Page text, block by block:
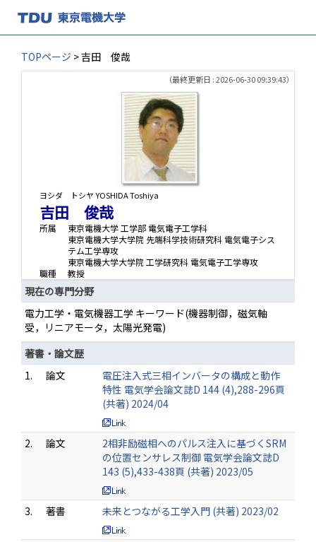
TOPページ > 吉田 俊哉
（最終更新日 : 2026-06-30 09:39:43）
ヨシダ トシヤ YOSHIDA Toshiya
吉田 俊哉
所属
東京電機大学 工学部 電気電子工学科
東京電機大学大学院 先端科学技術研究科 電気電子シス
テム工学専攻
東京電機大学大学院 工学研究科 電気電子工学専攻
職種
教授
現在の専門分野
電力工学・電気機器工学 キーワード(機器制御，磁気軸
受，リニアモータ，太陽光発電)
著書・論文歴
1.
論文
電圧注入式三相インバータの構成と動作
特性 電気学会論文誌D 144 (4),288-296頁
(共著) 2024/04
2. 論文
2相非励磁相へのパルス注入に基づくSRM
の位置センサレス制御 電気学会論文誌D
143 (5),433-438頁 (共著) 2023/05
3. 著書 未来とつながる工学入門 (共著) 2023/02